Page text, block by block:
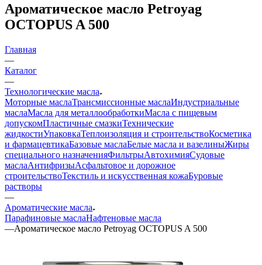
Ароматическое масло Petroyag
OCTOPUS A 500
Главная
—
Каталог
—
Технологические масла
Моторные маслаТрансмиссионные маслаИндустриальные
маслаМасла для металлообработкиМасла с пищевым
допускомПластичные смазкиТехнические
жидкостиУпаковкаТеплоизоляция и строительствоКосметика
и фармацевтикаБазовые маслаБелые масла и вазелиныЖиры
специального назначенияФильтрыАвтохимияСудовые
маслаАнтифризыАсфальтовое и дорожное
строительствоТекстиль и искусственная кожаБуровые
растворы
—
Ароматические масла
Парафиновые маслаНафтеновые масла
—Ароматическое масло Petroyag OCTOPUS A 500